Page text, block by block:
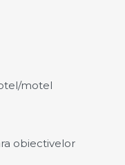
motel
obiectivelor